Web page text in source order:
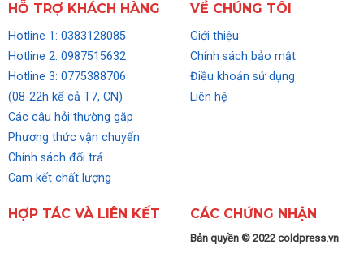
HỖ TRỢ KHÁCH HÀNG
Hotline 1: 0383128085
Hotline 2: 0987515632
Hotline 3: 0775388706
(08-22h kể cả T7, CN)
Các câu hỏi thường gặp
Phương thức vận chuyển
Chính sách đổi trả
Cam kết chất lượng
VỀ CHÚNG TÔI
Giới thiệu
Chính sách bảo mật
Điều khoản sử dụng
Liên hệ
HỢP TÁC VÀ LIÊN KẾT CÁC CHỨNG NHẬN
Bản quyền © 2022 coldpress.vn